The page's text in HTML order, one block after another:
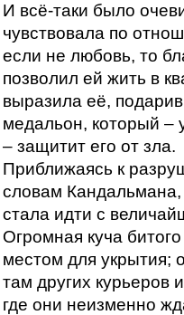
И всё-таки было
чувствовала по
если не любовь, то
позволил ей жить в
выразила её,
медальон, который –
– защитит его от зла.
Приближаясь к
словам Кандальмана,
стала идти с
Огромная куча
местом для укрытия;
там других курьеров
где они неизменно